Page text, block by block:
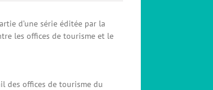
d’une série éditée par la
les offices de tourisme et le
des offices de tourisme du